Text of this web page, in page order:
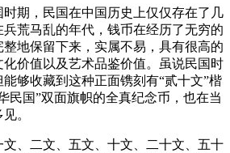
期，民国在中国历史上仅仅存在了几
荒马乱的年代，钱币在经历了无穷的
地保留下来，实属不易，具有很高的
价值以及艺术品鉴价值。虽说民国时
够收藏到这种正面镌刻有“贰十文”楷
民国”双面旗帜的全真纪念币，也在当
。
、二文、五文、十文、二十文、五十